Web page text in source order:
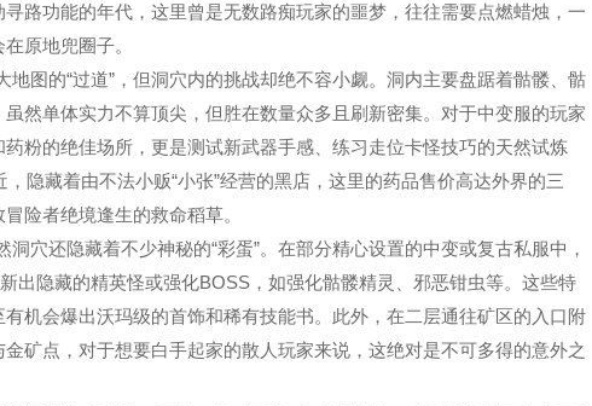
路功能的年代，这里曾是无数路痴玩家的噩梦，往往需要点燃蜡烛，一
原地兜圈子。
的“过道”，但洞穴内的挑战却绝不容小觑。洞内主要盘踞着骷髅、骷
然单体实力不算顶尖，但胜在数量众多且刷新密集。对于中变服的玩家
粉的绝佳场所，更是测试新武器手感、练习走位卡怪技巧的天然试炼
隐藏着由不法小贩“小张”经营的黑店，这里的药品售价高达外界的三
险者绝境逢生的救命稻草。
还隐藏着不少神秘的“彩蛋”。在部分精心设置的中变或复古私服中，
出隐藏的精英怪或强化BOSS，如强化骷髅精灵、邪恶钳虫等。这些特
机会爆出沃玛级的首饰和稀有技能书。此外，在二层通往矿区的入口附
矿点，对于想要白手起家的散人玩家来说，这绝对是不可多得的意外之